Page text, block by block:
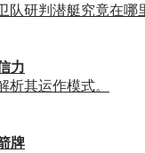
队研判潜艇究竟在哪
力
其运作模式。
牌